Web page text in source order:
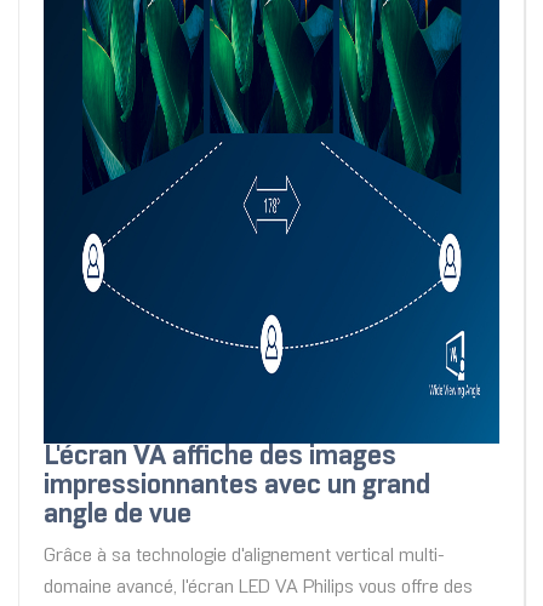
L'écran VA affiche des images
impressionnantes avec un grand
angle de vue
Grâce à sa technologie d'alignement vertical multi-
domaine avancé, l'écran LED VA Philips vous offre des